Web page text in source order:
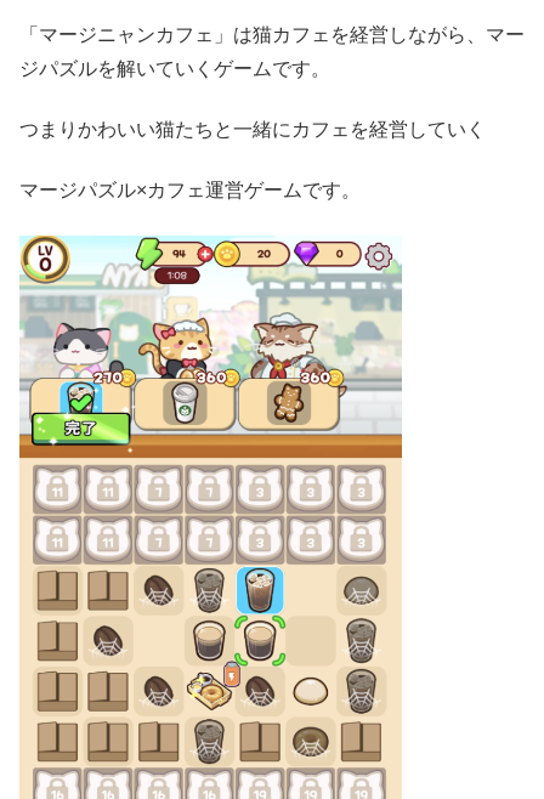
「マージニャンカフェ」は猫カフェを経営しながら、マー
ジパズルを解いていくゲームです。
つまりかわいい猫たちと一緒にカフェを経営していく
マージパズル×カフェ運営ゲームです。